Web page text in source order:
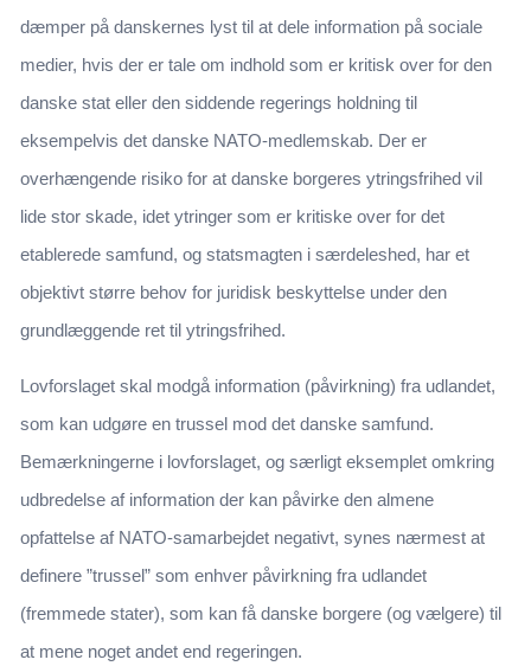
dæmper på danskernes lyst til at dele information på sociale
medier, hvis der er tale om indhold som er kritisk over for den
danske stat eller den siddende regerings holdning til
eksempelvis det danske NATO-medlemskab. Der er
overhængende risiko for at danske borgeres ytringsfrihed vil
lide stor skade, idet ytringer som er kritiske over for det
etablerede samfund, og statsmagten i særdeleshed, har et
objektivt større behov for juridisk beskyttelse under den
grundlæggende ret til ytringsfrihed.
Lovforslaget skal modgå information (påvirkning) fra udlandet,
som kan udgøre en trussel mod det danske samfund.
Bemærkningerne i lovforslaget, og særligt eksemplet omkring
udbredelse af information der kan påvirke den almene
opfattelse af NATO-samarbejdet negativt, synes nærmest at
definere ”trussel” som enhver påvirkning fra udlandet
(fremmede stater), som kan få danske borgere (og vælgere) til
at mene noget andet end regeringen.